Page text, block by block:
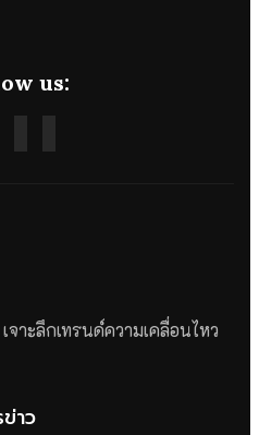
us:
าะลึกเทรนด์ความเคลื่อนไหว
าว